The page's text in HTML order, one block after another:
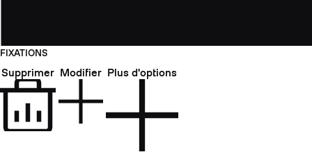
FIXATIONS
Supprimer Modifier Plus d'options